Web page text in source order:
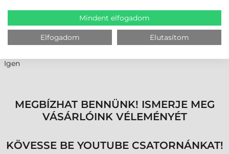
Direkt termál
ALKALMAZHATÓSÁG
Igen
MEGBÍZHAT BENNÜNK! ISMERJE MEG
VÁSÁRLÓINK VÉLEMÉNYÉT
KÖVESSE BE YOUTUBE CSATORNÁNKAT!
Mindent elfogadom
Elfogadom Elutasítom